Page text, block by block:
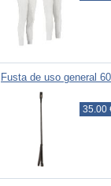
Fusta de uso general
35.00